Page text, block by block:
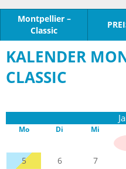
Montpellier –
Classic
KALENDER
CLASSIC
Mo Di Mi
5
6 7